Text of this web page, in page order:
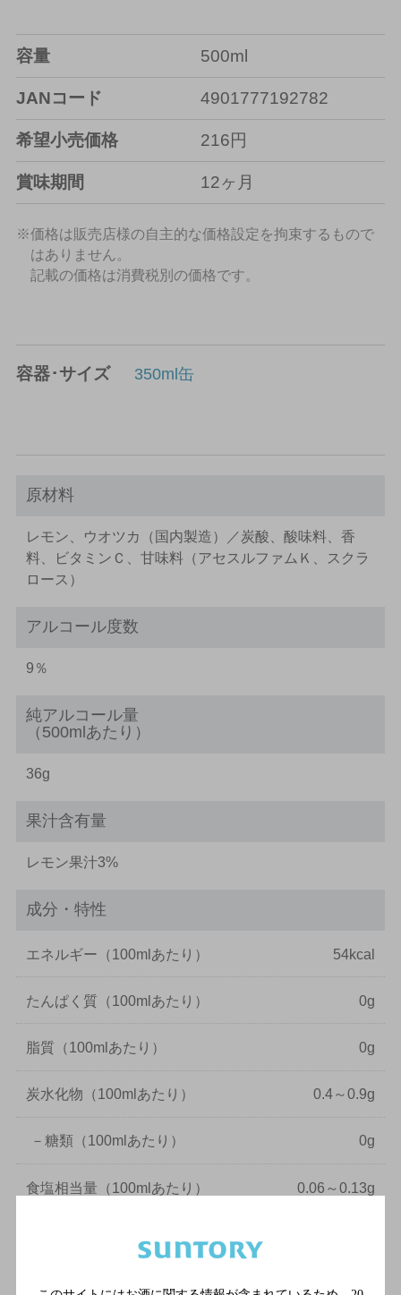
容量 500ml
JANコード 4901777192782
希望小売価格 216円
賞味期間 12ヶ月
※価格は販売店様の自主的な価格設定を拘束するもので
はありません。
記載の価格は消費税別の価格です。
容器･サイズ 350ml缶
原材料
レモン、ウオツカ（国内製造）／炭酸、酸味料、香
料、ビタミンＣ、甘味料（アセスルファムＫ、スクラ
ロース）
アルコール度数
9％
純アルコール量
（500mlあたり）
36g
果汁含有量
レモン果汁3%
成分・特性
エネルギー （100mlあたり） 54kcal
たんぱく質 （100mlあたり） 0g
脂質 （100mlあたり） 0g
炭水化物 （100mlあたり） 0.4～0.9g
－糖類 （100mlあたり） 0g
食塩相当量 （100mlあたり） 0.06～0.13g
純アルコール量は、以下の計算式に基づき記載しています。